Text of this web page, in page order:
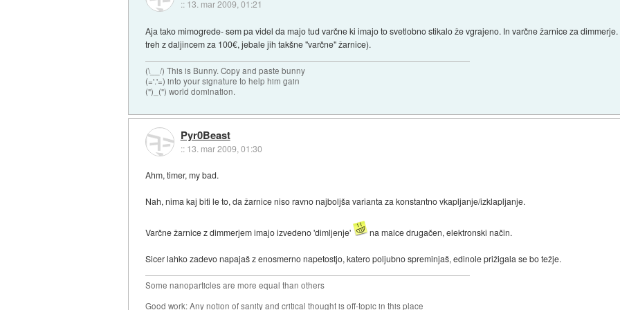
:: 13. mar 2009, 01:21
Aja tako mimogrede- sem pa videl da majo tud varčne ki imajo to svetlobno stikalo že vgrajeno. In varčne žarnice za
treh z daljincem za 100€, jebale jih takšne "varčne" žarnice).
(\__/) This is Bunny. Copy and paste bunny
(='.'=) into your signature to help him gain
(")_(") world domination.
Pyr0Beast
:: 13. mar 2009, 01:30
Ahm, timer, my bad.
Nah, nima kaj biti le to, da žarnice niso ravno najboljša varianta za konstantno vkapljanje/izklapljanje.
Varčne žarnice z dimmerjem imajo izvedeno 'dimljenje' na malce drugačen, elektronski način.
Sicer lahko zadevo napajaš z enosmerno napetostjo, katero poljubno spreminjaš, edinole prižigala se bo težje.
Some nanoparticles are more equal than others
Good work: Any notion of sanity and critical thought is off-topic in this place